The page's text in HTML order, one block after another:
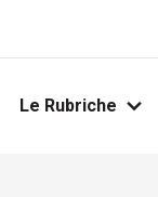
Le Rubriche